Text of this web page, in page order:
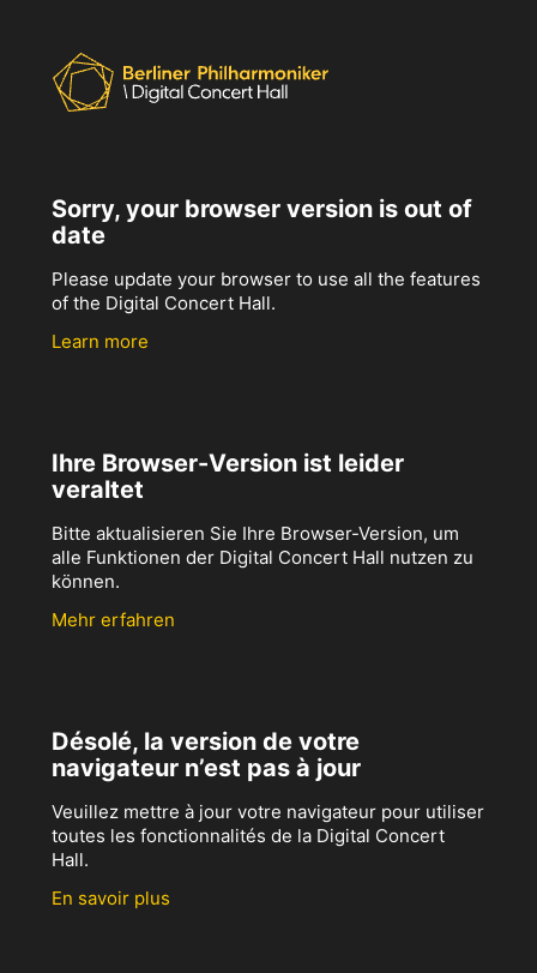
Sorry, your browser version is out of
date
Please update your browser to use all the features
of the Digital Concert Hall.
Learn more
Ihre Browser-Version ist leider
veraltet
Bitte aktualisieren Sie Ihre Browser-Version, um
alle Funktionen der Digital Concert Hall nutzen zu
können.
Mehr erfahren
Désolé, la version de votre
navigateur n’est pas à jour
Veuillez mettre à jour votre navigateur pour utiliser
toutes les fonctionnalités de la Digital Concert
Hall.
En savoir plus